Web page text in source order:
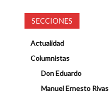
SECCIONES
Actualidad
Columnistas
Don Eduardo
Manuel Ernesto Rivas